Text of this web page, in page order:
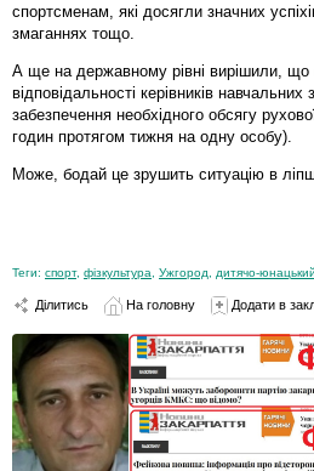
спортсменам, які досягли значних
змаганнях тощо.
А ще на державному рівні вирішили, що
відповідальності керівників
забезпечення необхідного обсягу
годин протягом тижня на одну особу).
Може, бодай це зрушить ситуацію в
Теги: спорт, фізкультура Ужгород дитячо-
Ділитись На головну Додати в